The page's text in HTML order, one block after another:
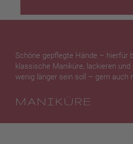
Schöne gepflegte Hände – hierfür
klassische Maniküre, lackieren
wenig länger sein soll – gern auch
MANIKÜRE